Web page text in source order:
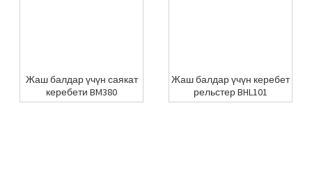
Жаш балдар үчүн саякат
керебети BM380
Жаш балдар үчүн керебет
рельстер BHL101